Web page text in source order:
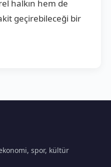
halkın hem de
geçirebileceği bir
spor, kültür